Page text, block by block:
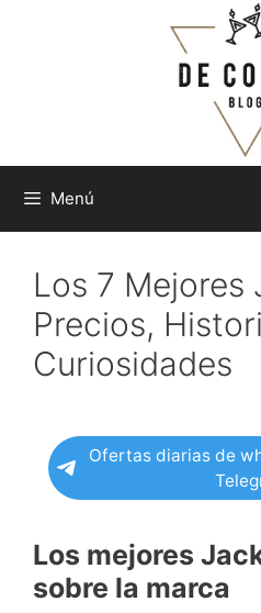
Menú
Los 7 Mejores
Precios,
Curiosidades
Ofertas diarias de
Los mejores
sobre la marca